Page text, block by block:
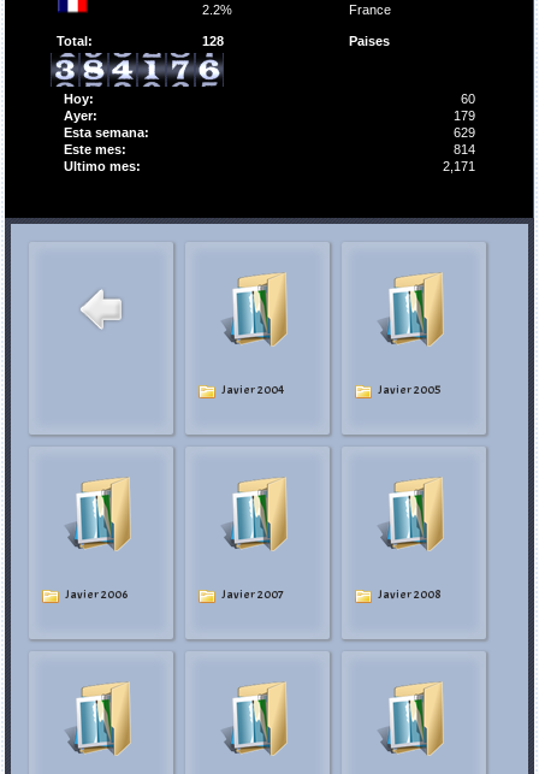
2.2%
France
Total: 128 Paises
Hoy:
60
Ayer:
179
Esta semana:
629
Este mes:
814
Ultimo mes:
2,171
Javier 2004 Javier 2005
Javier 2006 Javier 2007 Javier 2008